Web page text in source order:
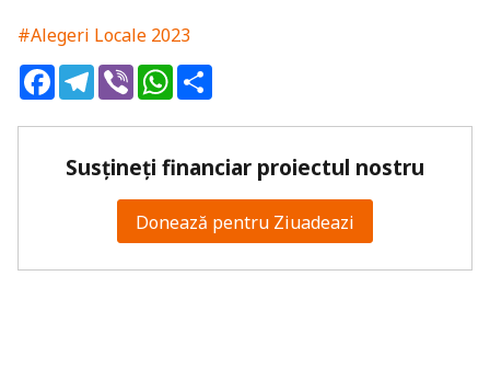
#Alegeri Locale 2023
FacebookTelegram
ViberWhatsApp
Susțineți financiar proiectul nostru
Donează pentru Ziuadeazi